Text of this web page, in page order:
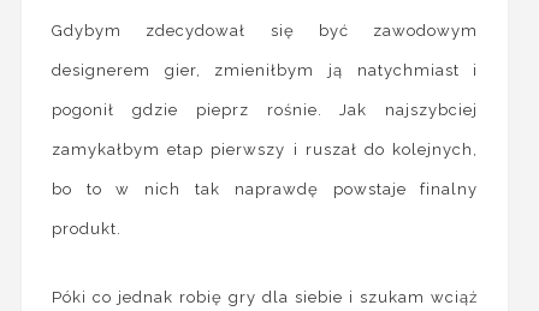
Gdybym zdecydował się być zawodowym
designerem gier, zmieniłbym ją natychmiast i
pogonił gdzie pieprz rośnie. Jak najszybciej
zamykałbym etap pierwszy i ruszał do kolejnych,
bo to w nich tak naprawdę powstaje finalny
produkt.
Póki co jednak robię gry dla siebie i szukam wciąż